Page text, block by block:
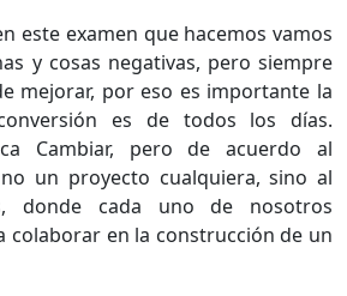
este examen que hacemos vamos
y cosas negativas, pero siempre
mejorar, por eso es importante la
es de todos los días.
Cambiar, pero de acuerdo al
un proyecto cualquiera, sino al
donde cada uno de nosotros
colaborar en la construcción de un